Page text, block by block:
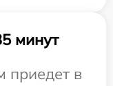
минут
приедет в